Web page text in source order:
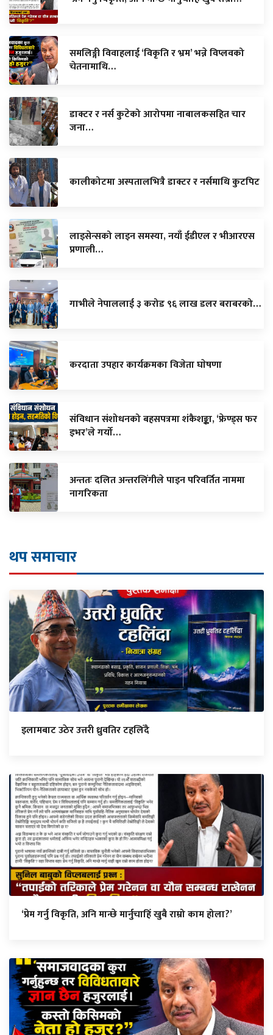
समलिङ्गी विवाहलाई ‘विकृति र भ्रम’ भन्ने विप्लवको
चेतनामाथि…
डाक्टर र नर्स कुटेको आरोपमा नाबालकसहित चार
जना…
कालीकोटमा अस्पतालभित्रै डाक्टर र नर्समाथि कुटपिट
लाइसेन्सको लाइन समस्या, नयाँ ईडीएल र भीआरएस
प्रणाली…
गाभीले नेपाललाई ३ करोड ९६ लाख डलर बराबरको…
करदाता उपहार कार्यक्रमका विजेता घाेषणा
संविधान संशोधनको बहसपत्रमा शंकैशङ्का, ‘फ्रेण्ड्स फर
इभर’ले गर्यो…
अन्ततः दलित अन्तरलिंगीले पाइन परिवर्तित नाममा
नागरिकता
थप समाचार
इलामबाट उठेर उत्तरी ध्रुवतिर टहलिँदै
‘प्रेम गर्नु विकृति, अनि मान्छे मार्नुचाहिँ खुबै राम्रो काम होला?’